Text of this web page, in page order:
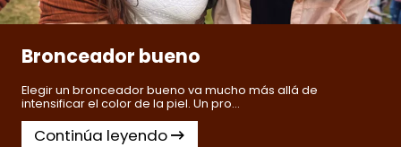
Bronceador bueno
Elegir un bronceador bueno va mucho más allá de
intensificar el color de la piel. Un pro...
Continúa leyendo